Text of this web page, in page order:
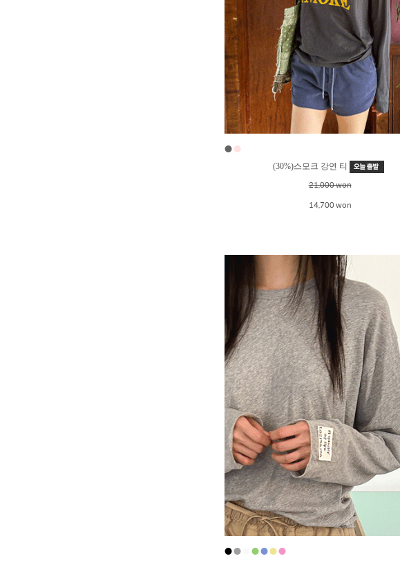
●●
(30%)스모크 강연 티
21,000 won
14,700 won
●● ●●●●